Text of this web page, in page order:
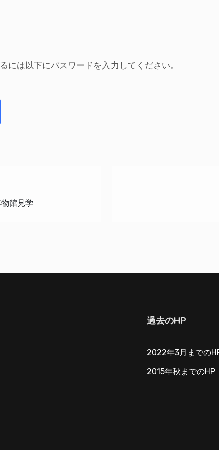
は以下にパスワードを入力してください。
館見学
過去のHP
2022年3月までの
2015年秋までのHP